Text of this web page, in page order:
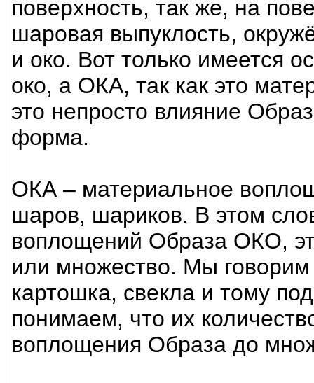
поверхность, так же, на
шаровая выпуклость,
и око. Вот только имеется
око, а ОКА, так как это
это непросто влияние
форма.
ОКА – материальное
шаров, шариков. В этом
воплощений Образа ОКО,
или множество. Мы говорим
картошка, свекла и тому
понимаем, что их
воплощения Образа до